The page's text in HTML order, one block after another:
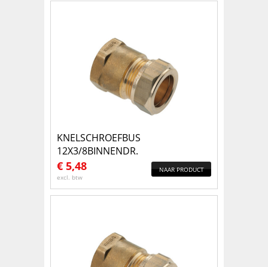
KNELSCHROEFBUS
12X3/8BINNENDR.
€ 5,48
excl. btw
NAAR PRODUCT